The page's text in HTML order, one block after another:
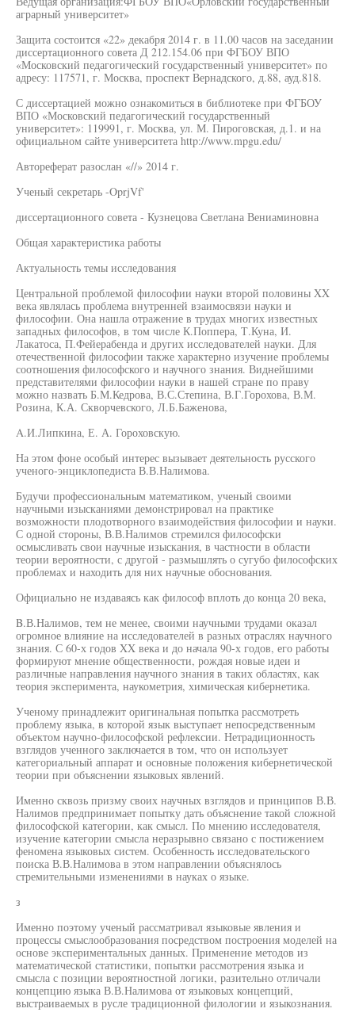
аграрный университет»
Защита состоится «22» декабря 2014 г. в 11.00 часов на заседании
диссертационного совета Д 212.154.06 при ФГБОУ ВПО
«Московский педагогический государственный университет» по
адресу: 117571, г. Москва, проспект Вернадского, д.88, ауд.818.
С диссертацией можно ознакомиться в библиотеке при ФГБОУ
ВПО «Московский педагогический государственный
университет»: 119991, г. Москва, ул. М. Пироговская, д.1. и на
официальном сайте университета http://www.mpgu.edu/
Автореферат разослан «//» 2014 г.
Ученый секретарь -OprjVf'
диссертационного совета - Кузнецова Светлана Вениаминовна
Общая характеристика работы
Актуальность темы исследования
Центральной проблемой философии науки второй половины XX
века являлась проблема внутренней взаимосвязи науки и
философии. Она нашла отражение в трудах многих известных
западных философов, в том числе К.Поппера, Т.Куна, И.
Лакатоса, П.Фейерабенда и других исследователей науки. Для
отечественной философии также характерно изучение проблемы
соотношения философского и научного знания. Виднейшими
представителями философии науки в нашей стране по праву
можно назвать Б.М.Кедрова, В.С.Степина, В.Г.Горохова, В.М.
Розина, К.А. Скворчевского, Л.Б.Баженова,
A.И.Липкина, Е. А. Гороховскую.
На этом фоне особый интерес вызывает деятельность русского
ученого-энциклопедиста В.В.Налимова.
Будучи профессиональным математиком, ученый своими
научными изысканиями демонстрировал на практике
возможности плодотворного взаимодействия философии и науки.
С одной стороны, В.В.Налимов стремился философски
осмысливать свои научные изыскания, в частности в области
теории вероятности, с другой - размышлять о сугубо философских
проблемах и находить для них научные обоснования.
Официально не издаваясь как философ вплоть до конца 20 века,
B.В.Налимов, тем не менее, своими научными трудами оказал
огромное влияние на исследователей в разных отраслях научного
знания. С 60-х годов XX века и до начала 90-х годов, его работы
формируют мнение общественности, рождая новые идеи и
различные направления научного знания в таких областях, как
теория эксперимента, наукометрия, химическая кибернетика.
Ученому принадлежит оригинальная попытка рассмотреть
проблему языка, в которой язык выступает непосредственным
объектом научно-философской рефлексии. Нетрадиционность
взглядов ученного заключается в том, что он использует
категориальный аппарат и основные положения кибернетической
теории при объяснении языковых явлений.
Именно сквозь призму своих научных взглядов и принципов В.В.
Налимов предпринимает попытку дать объяснение такой сложной
философской категории, как смысл. По мнению исследователя,
изучение категории смысла неразрывно связано с постижением
феномена языковых систем. Особенность исследовательского
поиска В.В.Налимова в этом направлении объяснялось
стремительными изменениями в науках о языке.
з
Именно поэтому ученый рассматривал языковые явления и
процессы смыслообразования посредством построения моделей на
основе экспериментальных данных. Применение методов из
математической статистики, попытки рассмотрения языка и
смысла с позиции вероятностной логики, разительно отличали
концепцию языка В.В.Налимова от языковых концепций,
выстраиваемых в русле традиционной филологии и языкознания.